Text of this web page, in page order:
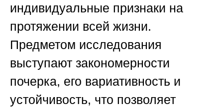
индивидуальные признаки на
протяжении всей жизни.
Предметом исследования
выступают закономерности
почерка, его вариативность и
устойчивость, что позволяет